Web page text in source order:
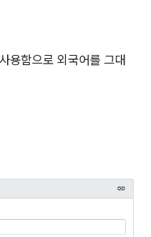
용함으로 외국어를 그대